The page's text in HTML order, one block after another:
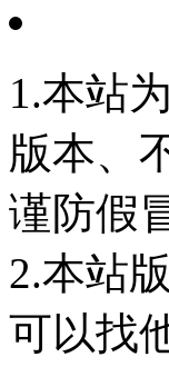
1.本站
版本、
谨防假
2.本站
可以找